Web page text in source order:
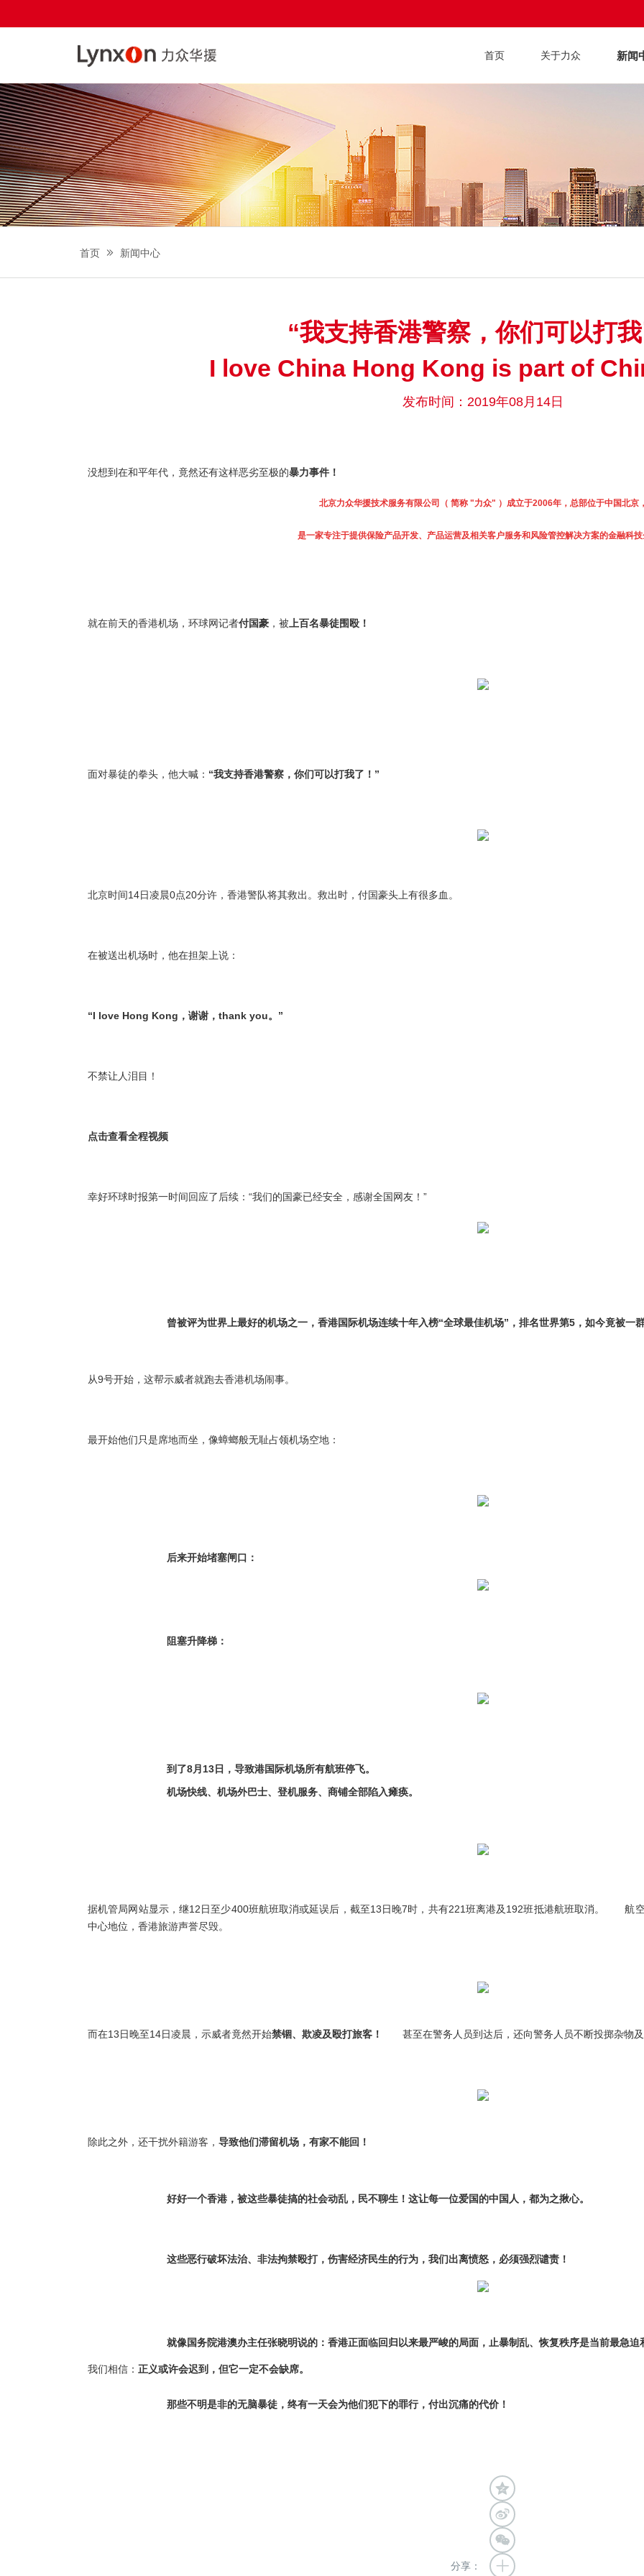
首页 关于力众 新闻
首页 新闻中心
“我支持香港警察，你们可以打
I love China Hong Kong is part of
发布时间：2019年08月14日
没想到在和平年代，竟然还有这样恶劣至极的暴力事件！
北京力众华援技术服务有限公司（ 简称 "力众" ）成立于2006年，总部位于中国北京，
是一家专注于提供保险产品开发、产品运营及相关客户服务和风险管控解决方案的金融科技
就在前天的香港机场，环球网记者付国豪 ，被 上百名暴徒围殴！
面对暴徒的拳头，他大喊： “我支持香港警察，你们可以打我了！”
北京时间14日凌晨0点20分许，香港警队将其救出。救出时，付国豪头上有很多血。
在被送出机场时，他在担架上说：
“I love Hong Kong，谢谢，thank you。”
不禁让人泪目！
点击查看全程视频
幸好环球时报第一时间回应了后续：“我们的国豪已经安全，感谢全国网友！”
曾被评为世界上最好的机场之一，香港国际机场连续十年入榜“全球最佳机场”，排名世界第5，如今竟被一
从9号开始，这帮示威者就跑去香港机场闹事。
最开始他们只是席地而坐，像蟑螂般无耻占领机场空地：
后来开始堵塞闸口：
阻塞升降梯：
到了8月13日，导致港国际机场所有航班停飞。
机场快线、机场外巴士、登机服务、商铺全部陷入瘫痪。
据机管局网站显示，继12日至少400班航班取消或延误后，截至13日晚7时，共有221班离港及192班抵港航班取消。 航
中心地位，香港旅游声誉尽毁。
而在13日晚至14日凌晨，示威者竟然开始禁锢、欺凌及殴打旅客！ 甚至在警务人员到达后，还向警务人员不断投掷杂物及
除此之外，还干扰外籍游客， 导致他们滞留机场，有家不能回！
好好一个香港，被这些暴徒搞的社会动乱，民不聊生！这让每一位爱国的中国人，都为之揪心。
这些恶行破坏法治、非法拘禁殴打，伤害经济民生的行为，我们出离愤怒，必须强烈谴责！
就像国务院港澳办主任张晓明说的： 香港正面临回归以来最严峻的局面，止暴制乱、恢复秩序是当前最急迫
我们相信： 正义或许会迟到，但它一定不会缺席。
那些不明是非的无脑暴徒，终有一天会为他们犯下的罪行，付出沉痛的代价！
分享：